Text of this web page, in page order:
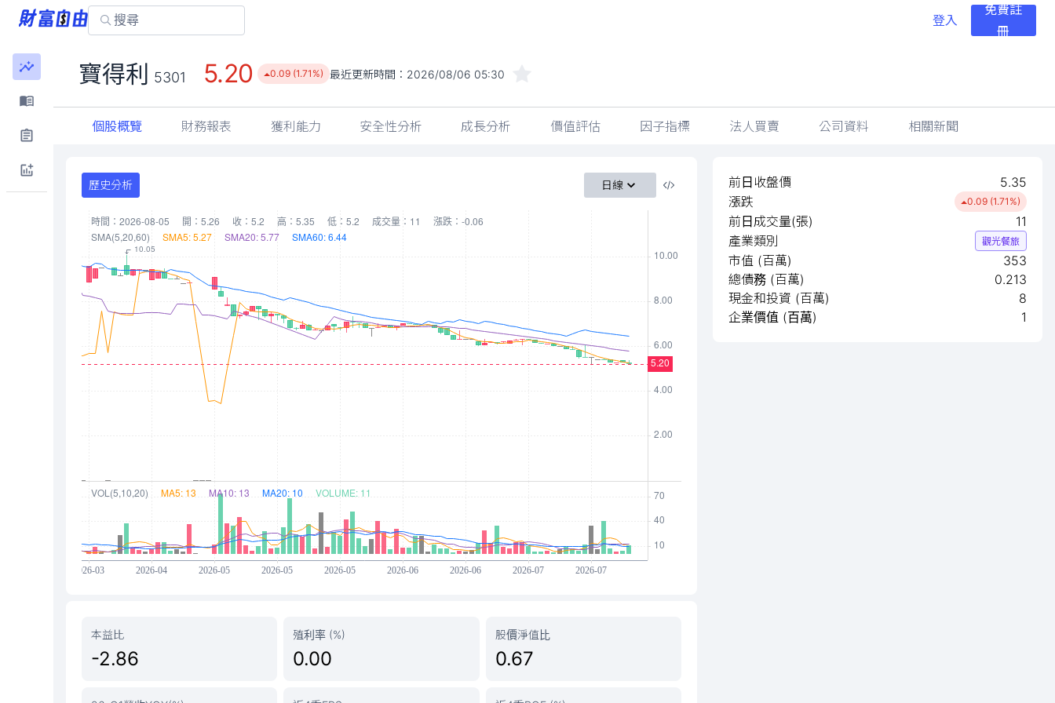
登入
免費註
冊
寶得利 5301 5.20 0.09 (1.71%) 最近更新時間： 2026/08/06 05:30
個股概覽 財務報表 獲利能力 安全性分析 成長分析 價值評估 因子指標 法人買賣 公司資料 相關新聞
歷史分析 日線
本益比
-2.86
殖利率 (%)
0.00
股價淨值比
0.67
前日收盤價
5.35
漲跌
0.09 (1.71%)
前日成交量(張)
11
產業類別
觀光餐旅
市值 (百萬)
353
總債務 (百萬)
0.213
現金和投資 (百萬)
8
企業價值 (百萬)
1